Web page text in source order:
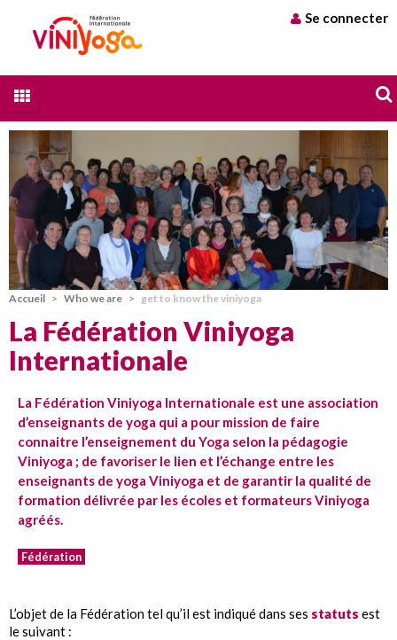
Se connecter
Qui sommes nous
A chacun son Yoga
Stages et formations
Trouver un professeur
Blog
Accueil > Who we are > get to know the viniyoga
La Fédération Viniyoga
Internationale
La Fédération Viniyoga Internationale est une association
d’enseignants de yoga qui a pour mission de faire
connaitre l’enseignement du Yoga selon la pédagogie
Viniyoga ; de favoriser le lien et l’échange entre les
enseignants de yoga Viniyoga et de garantir la qualité de
formation délivrée par les écoles et formateurs Viniyoga
agréés.
Fédération
L’objet de la Fédération tel qu’il est indiqué dans ses statuts est
le suivant :